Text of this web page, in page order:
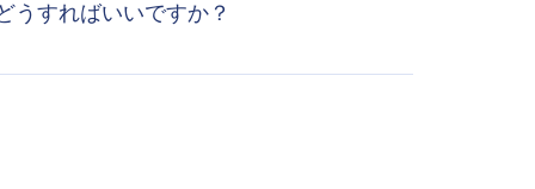
うすればいいですか？